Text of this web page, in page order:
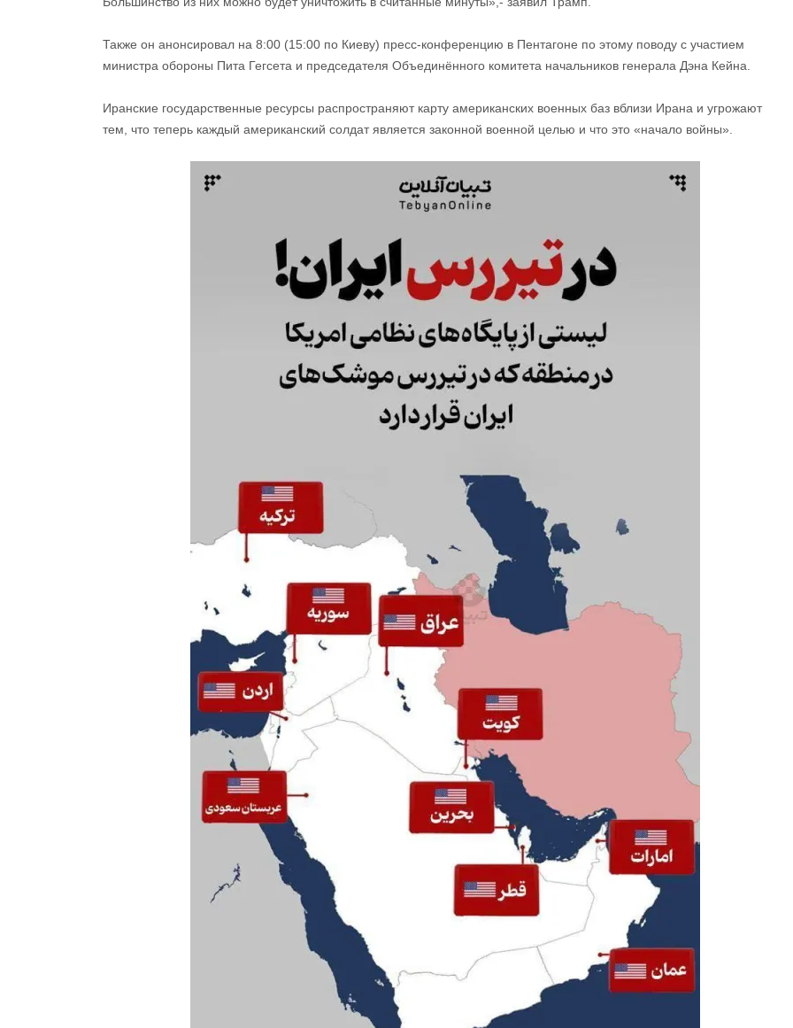
Также он анонсировал на 8:00 (15:00 по Киеву) пресс-конференцию в Пентагоне по этому поводу с участием
министра обороны Пита Гегсета и председателя Объединённого комитета начальников генерала Дэна Кейна.
Иранские государственные ресурсы распространяют карту американских военных баз вблизи Ирана и угрожают
тем, что теперь каждый американский солдат является законной военной целью и что это «начало войны».